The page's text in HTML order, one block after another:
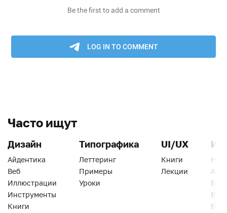
Часто ищут
Дизайн
Айдентика
Веб
Иллюстрации
Инструменты
Книги
Типографика
Леттеринг
Примеры
Уроки
UI/UX
Книги
Лекции
Веб